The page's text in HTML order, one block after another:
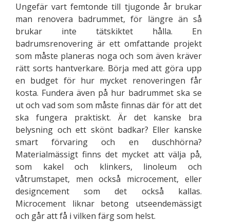
Ungefär vart femtonde till tjugonde år brukar
man renovera badrummet, för längre än så
brukar inte tätskiktet hålla. En
badrumsrenovering är ett omfattande projekt
som måste planeras noga och som även kräver
rätt sorts hantverkare. Börja med att göra upp
en budget för hur mycket renoveringen får
kosta. Fundera även på hur badrummet ska se
ut och vad som som måste finnas där för att det
ska fungera praktiskt. Är det kanske bra
belysning och ett skönt badkar? Eller kanske
smart förvaring och en duschhörna?
Materialmässigt finns det mycket att välja på,
som kakel och klinkers, linoleum och
våtrumstapet, men också microcement, eller
designcement som det också kallas.
Microcement liknar betong utseendemässigt
och går att få i vilken färg som helst.